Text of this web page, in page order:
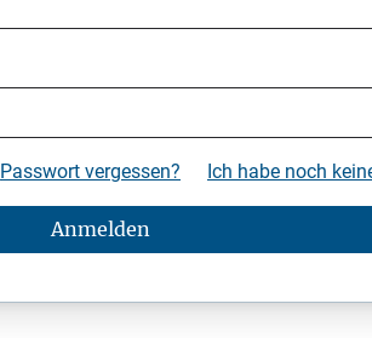
Passwort vergessen? Ich habe noch
Anmelden